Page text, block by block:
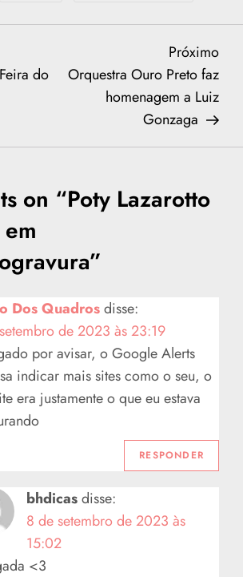
do
Post
Próximo
Orquestra Ouro Preto faz
homenagem a Luiz
Gonzaga
on “Poty Lazarotto
”
Dos Quadrosdisse:
de 2023 às 23:19
por avisar, o Google Alerts
indicar mais sites como o seu, o
era justamente o que eu estava
RESPONDER
bhdicasdisse:
8 de setembro de 2023 às
15:02
<3